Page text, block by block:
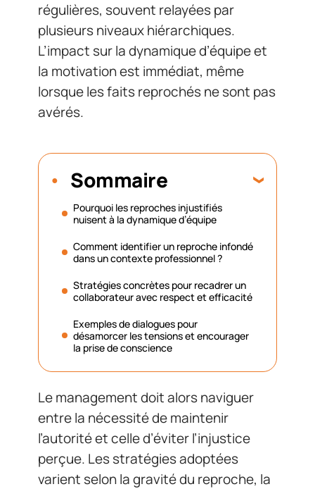
régulières, souvent relayées par
plusieurs niveaux hiérarchiques.
L’impact sur la dynamique d’équipe et
la motivation est immédiat, même
lorsque les faits reprochés ne sont pas
avérés.
Sommaire
Pourquoi les reproches injustifiés
nuisent à la dynamique d’équipe
Comment identifier un reproche infondé
dans un contexte professionnel ?
Stratégies concrètes pour recadrer un
collaborateur avec respect et efficacité
Exemples de dialogues pour
désamorcer les tensions et encourager
la prise de conscience
Le management doit alors naviguer
entre la nécessité de maintenir
l’autorité et celle d’éviter l’injustice
perçue. Les stratégies adoptées
varient selon la gravité du reproche, la